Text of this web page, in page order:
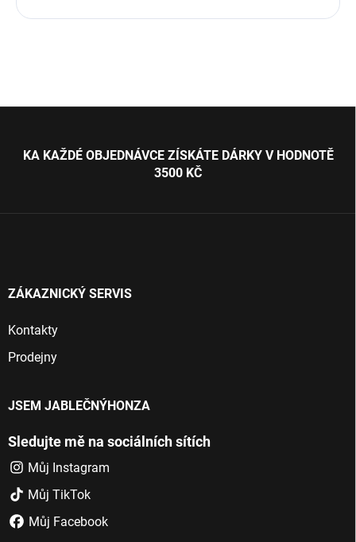
KA KAŽDÉ OBJEDNÁVCE ZÍSKÁTE DÁRKY V HODNOTĚ
3500 KČ
ZÁKAZNICKÝ SERVIS
Kontakty
Prodejny
JSEM JABLEČNÝHONZA
Sledujte mě na sociálních sítích
Můj Instagram
Můj TikTok
Můj Facebook